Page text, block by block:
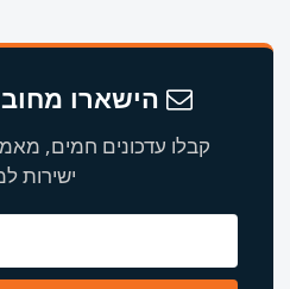
הישארו
קבלו עדכונים חמים,
ישירות